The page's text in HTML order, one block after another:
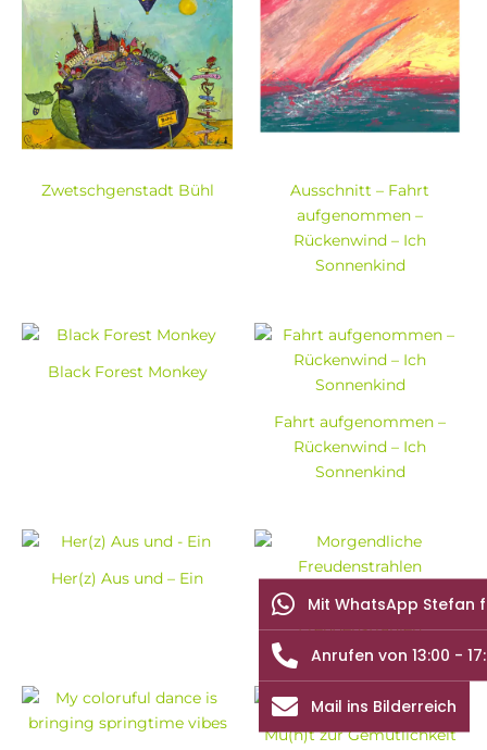
Zwetschgenstadt Bühl
Ausschnitt – Fahrt
aufgenommen –
Rückenwind – Ich
Sonnenkind
Black Forest Monkey
Fahrt aufgenommen –
Rückenwind – Ich
Sonnenkind
Her(z) Aus und – Ein
Morgendliche
Freudenstrahlen
Mu(h)t zur Gemütlichkeit
Mit WhatsApp Stefan
Anrufen von 13:00 -
Mail ins Bilderreich